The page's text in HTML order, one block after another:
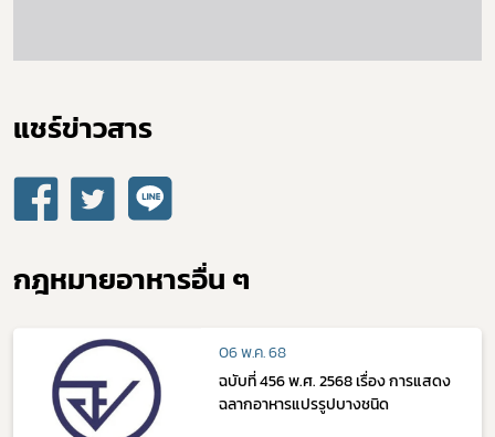
แชร์ข่าวสาร​
กฎหมายอาหารอื่น ๆ
06 พ.ค. 68
ฉบับที่ 456 พ.ศ. 2568 เรื่อง การแสดง
ฉลากอาหารแปรรูปบางชนิด